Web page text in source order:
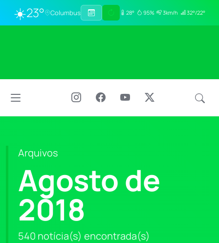
☀️23° Columbus 28° 95% 3km/h 32°/22°
Arquivos
Agosto de
2018
540 notícia(s) encontrada(s)